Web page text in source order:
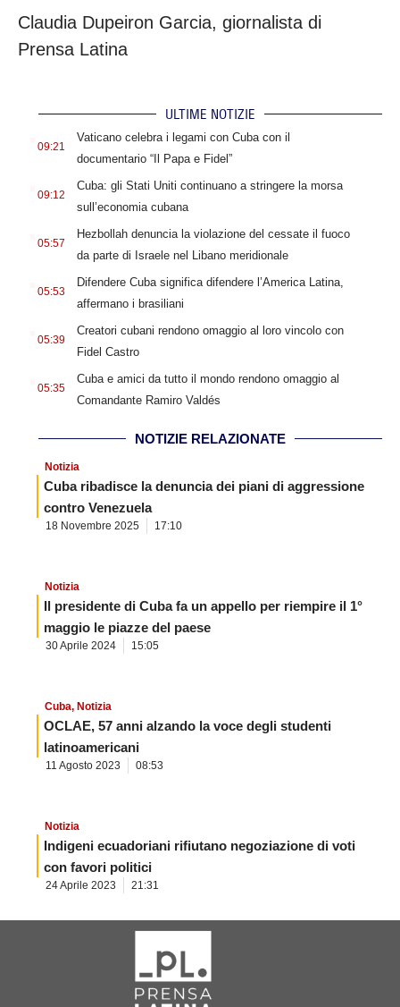
Claudia Dupeiron Garcia, giornalista di
Prensa Latina
ULTIME NOTIZIE
09:21
Vaticano celebra i legami con Cuba con il
documentario “Il Papa e Fidel”
09:12
Cuba: gli Stati Uniti continuano a stringere la morsa
sull’economia cubana
05:57
Hezbollah denuncia la violazione del cessate il fuoco
da parte di Israele nel Libano meridionale
05:53
Difendere Cuba significa difendere l’America Latina,
affermano i brasiliani
05:39
Creatori cubani rendono omaggio al loro vincolo con
Fidel Castro
05:35
Cuba e amici da tutto il mondo rendono omaggio al
Comandante Ramiro Valdés
NOTIZIE RELAZIONATE
Notizia
Cuba ribadisce la denuncia dei piani di aggressione
contro Venezuela
18 Novembre 2025 17:10
Notizia
Il presidente di Cuba fa un appello per riempire il 1°
maggio le piazze del paese
30 Aprile 2024 15:05
Cuba, Notizia
OCLAE, 57 anni alzando la voce degli studenti
latinoamericani
11 Agosto 2023 08:53
Notizia
Indigeni ecuadoriani rifiutano negoziazione di voti
con favori politici
24 Aprile 2023 21:31